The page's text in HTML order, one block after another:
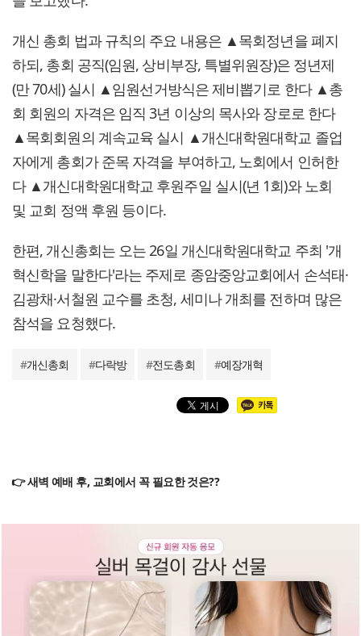
개신 총회 법과 규칙의 주요 내용은 ▲목회정년을 폐지
하되, 총회 공직(임원, 상비부장, 특별위원장)은 정년제
(만 70세) 실시 ▲임원선거방식은 제비뽑기로 한다 ▲총
회 회원의 자격은 임직 3년 이상의 목사와 장로로 한다
▲목회회원의 계속교육 실시 ▲개신대학원대학교 졸업
자에게 총회가 준목 자격을 부여하고, 노회에서 인허한
다 ▲개신대학원대학교 후원주일 실시(년 1회)와 노회
및 교회 정액 후원 등이다.
한편, 개신총회는 오는 26일 개신대학원대학교 주최 '개
혁신학을 말한다'라는 주제로 종암중앙교회에서 손석태·
김광채·서철원 교수를 초청, 세미나 개최를 전하며 많은
참석을 요청했다.
#개신총회 #다락방 #전도총회 #예장개혁
👉 새벽 예배 후, 교회에서 꼭 필요한 것은??